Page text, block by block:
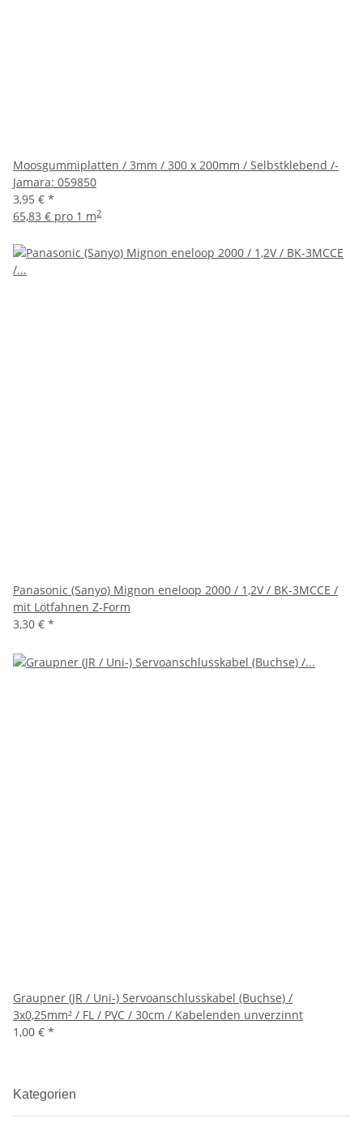
Moosgummiplatten / 3mm / 300 x 200mm / Selbstklebend /-
Jamara: 059850
3,95 € *
65,83 € pro 1 m2
Panasonic (Sanyo) Mignon eneloop 2000 / 1,2V / BK-3MCCE /
mit Lötfahnen Z-Form
3,30 € *
Graupner (JR / Uni-) Servoanschlusskabel (Buchse) /
3x0,25mm² / FL / PVC / 30cm / Kabelenden unverzinnt
1,00 € *
Kategorien